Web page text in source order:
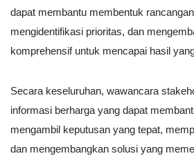
dapat membantu membentuk
mengidentifikasi prioritas, dan
komprehensif untuk mencapai hasil
Secara keseluruhan, wawancara
informasi berharga yang dapat
mengambil keputusan yang tepat,
dan mengembangkan solusi yang